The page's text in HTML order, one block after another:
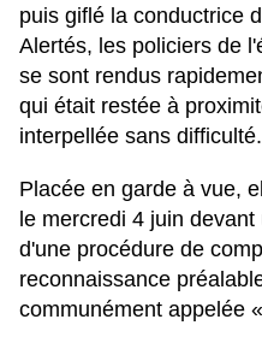
puis giflé la conductrice
Alertés, les policiers de
se sont rendus
qui était restée à
interpellée sans difficulté.
Placée en garde à vue,
le mercredi 4 juin
d'une procédure de
reconnaissance
communément appelée